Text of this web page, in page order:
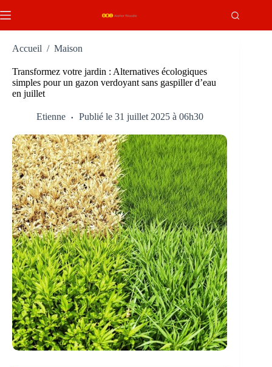
au
Accueil / Maison
Transformez votre jardin : Alternatives écologiques
simples pour un gazon verdoyant sans gaspiller d’eau
en juillet
Etienne Publié le 31 juillet 2025 à 06h30